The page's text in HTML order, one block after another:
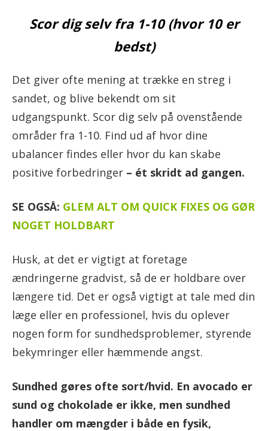
Scor dig selv fra 1-10 (hvor 10 er
bedst)
Det giver ofte mening at trække en streg i
sandet, og blive bekendt om sit
udgangspunkt. Scor dig selv på ovenstående
områder fra 1-10. Find ud af hvor dine
ubalancer findes eller hvor du kan skabe
positive forbedringer – ét skridt ad gangen.
SE OGSÅ: GLEM ALT OM QUICK FIXES OG GØR
NOGET HOLDBART
Husk, at det er vigtigt at foretage
ændringerne gradvist, så de er holdbare over
længere tid. Det er også vigtigt at tale med din
læge eller en professionel, hvis du oplever
nogen form for sundhedsproblemer, styrende
bekymringer eller hæmmende angst.
Sundhed gøres ofte sort/hvid. En avocado er
sund og chokolade er ikke, men sundhed
handler om mængder i både en fysik,